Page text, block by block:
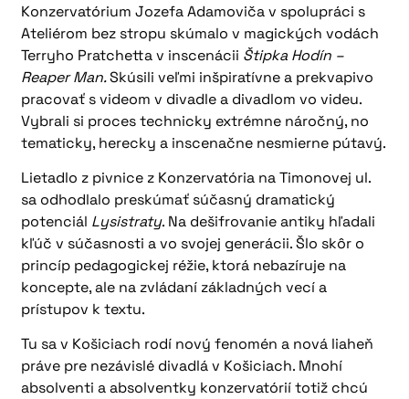
Konzervatórium Jozefa Adamoviča v spolupráci s
Ateliérom bez stropu skúmalo v magických vodách
Terryho Pratchetta v inscenácii Štipka Hodín –
Reaper Man.Skúsili veľmi inšpiratívne a prekvapivo
pracovať s videom v divadle a divadlom vo videu.
Vybrali si proces technicky extrémne náročný, no
tematicky, herecky a inscenačne nesmierne pútavý.
Lietadlo z pivnice z Konzervatória na Timonovej ul.
sa odhodlalo preskúmať súčasný dramatický
potenciál Lysistraty. Na dešifrovanie antiky hľadali
kľúč v súčasnosti a vo svojej generácii. Šlo skôr o
princíp pedagogickej réžie, ktorá nebazíruje na
koncepte, ale na zvládaní základných vecí a
prístupov k textu.
Tu sa v Košiciach rodí nový fenomén a nová liaheň
práve pre nezávislé divadlá v Košiciach. Mnohí
absolventi a absolventky konzervatórií totiž chcú